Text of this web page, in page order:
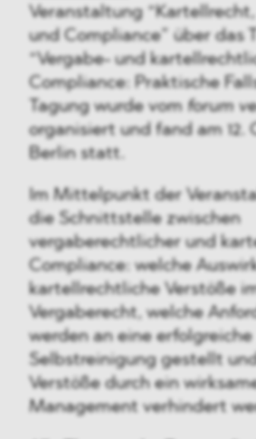
Veranstaltung
und Compliance” über das
“Vergabe- und
Compliance: Praktische
Tagung wurde vom forum
organisiert und fand am 12.
Berlin statt.
Im Mittelpunkt der
die Schnittstelle zwischen
vergaberechtlicher und
Compliance: welche
kartellrechtliche Verstöße
Vergaberecht, welche
werden an eine erfolgreiche
Selbstreinigung gestellt
Verstöße durch ein
Management verhindert